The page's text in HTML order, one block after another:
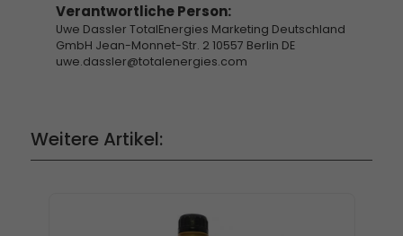
Verantwortliche Person:
Uwe Dassler TotalEnergies Marketing Deutschland
GmbH Jean-Monnet-Str. 2 10557 Berlin DE
uwe.dassler@totalenergies.com
Weitere Artikel: